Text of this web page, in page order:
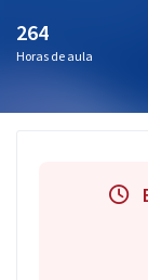
264
Horas de aula